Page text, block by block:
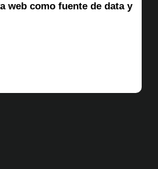
web como fuente de data y